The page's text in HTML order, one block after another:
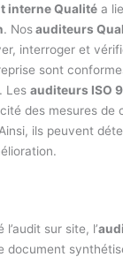
interne Qualité a
. Nosauditeurs
interroger et
sont
. Lesauditeurs ISO
des mesures de
ils peuvent
sur site, l’
document